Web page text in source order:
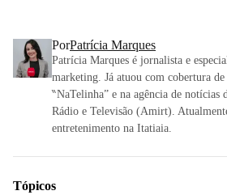
PorPatrícia Marques
Patrícia Marques é jornalista e
marketing. Já atuou com cobertura
‶NaTelinha” e na agência de notícias
Rádio e Televisão (Amirt).
entretenimento na Itatiaia.
Tópicos